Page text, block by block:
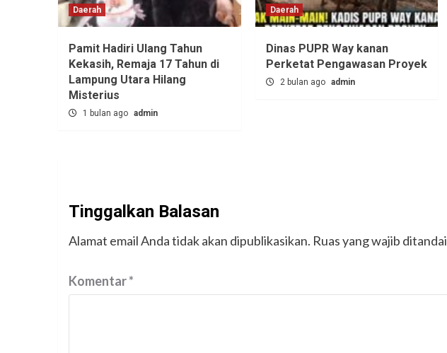
Daerah
Pamit Hadiri Ulang Tahun
Kekasih, Remaja 17 Tahun di
Lampung Utara Hilang
Misterius
1 bulan ago admin
Daerah
Dinas PUPR Way kanan
Perketat Pengawasan Proyek
2 bulan ago admin
Tinggalkan Balasan
Alamat email Anda tidak akan dipublikasikan. Ruas yang wajib ditandai
Komentar*